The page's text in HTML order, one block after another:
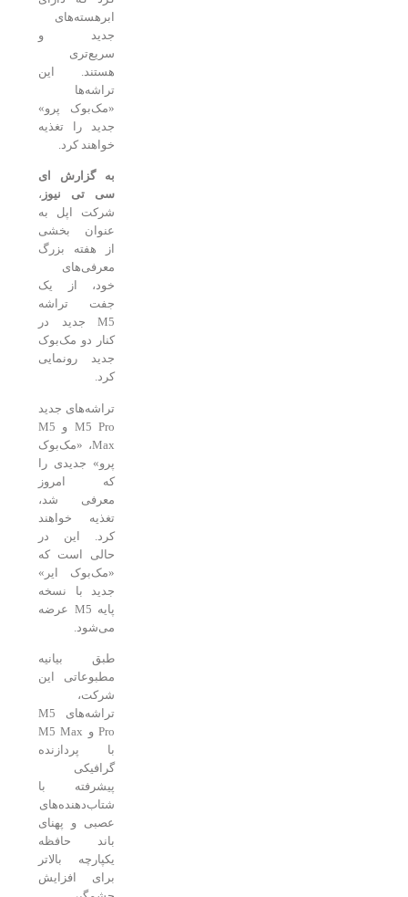
ابرهسته‌های
جدید و
هستند. این
«مک‌بوک پرو»
جدید را تغذیه
خواهند کرد.
به گزارش ای
سی تی نیوز
شرکت اپل به
عنوان بخشی
از هفته بزرگ
معرفی‌های
خود، از یک
جفت تراشه
M5 جدید در
کنار دو مک‌بوک
جدید رونمایی
تراشه‌های جدید
M5 Pro و M5
Max، «مک‌بوک
پرو» جدیدی را
که امروز
معرفی شد،
تغذیه خواهند
کرد. این در
حالی است که
«مک‌بوک ایر»
جدید با نسخه
پایه M5 عرضه
طبق بیانیه
مطبوعاتی این
تراشه‌های M5
Pro و M5 Max
با پردازنده
پیشرفته با
شتاب‌دهنده‌های
عصبی و پهنای
باند حافظه
یکپارچه بالاتر
برای افزایش